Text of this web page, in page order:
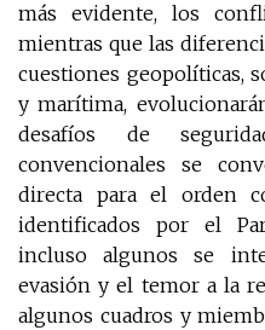
más evidente, los
mientras que las
cuestiones geopolíticas,
y marítima,
desafíos de
convencionales se
directa para el orden
identificados por el
incluso algunos se
evasión y el temor a la
algunos cuadros y